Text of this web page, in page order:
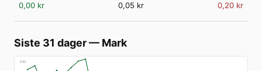
0,00 kr 0,05 kr 0,20 kr
Siste 31 dager— Mark
€83